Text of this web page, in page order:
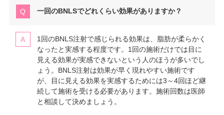
一回のBNLSでどれくらい効果がありますか？
1回のBNLS注射で感じられる効果は、脂肪が柔らかく
なったと実感する程度です。1回の施術だけでは目に
見える効果が実感できないという人のほうが多いでし
ょう。BNLS注射は効果が早く現れやすい施術です
が、目に見える効果を実感するためには3～4回ほど継
続して施術を受ける必要があります。施術回数は医師
と相談して決めましょう。